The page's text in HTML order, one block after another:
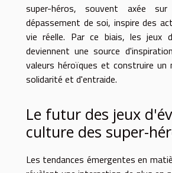
super-héros, souvent axée
dépassement de soi, inspire des
vie réelle. Par ce biais, les jeux
deviennent une source
valeurs héroïques et construire un
solidarité et d'entraide.
Le futur des jeux
culture des super-
Les tendances émergentes en